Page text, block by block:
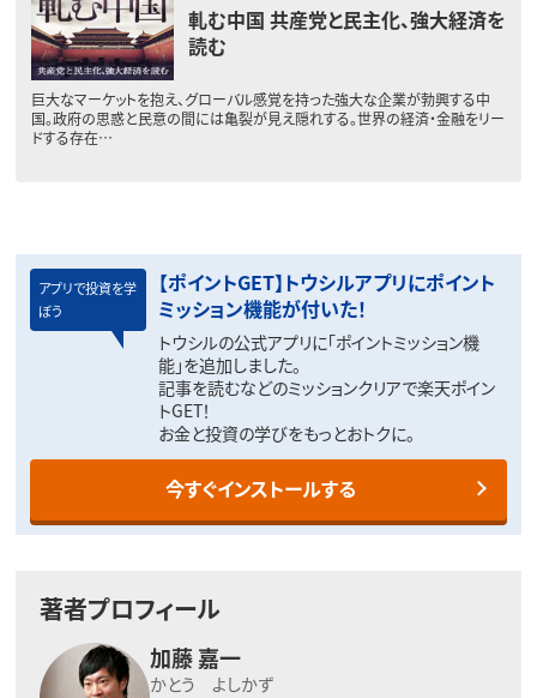
軋む中国 共産党と民主化、強大経済を
読む
巨大なマーケットを抱え、グローバル感覚を持った強大な企業が勃興する中
国。政府の思惑と民意の間には亀裂が見え隠れする。世界の経済・金融をリー
ドする存在…
アプリで投資を学
ぼう
【ポイントGET】トウシルアプリにポイント
ミッション機能が付いた！
トウシルの公式アプリに「ポイントミッション機
能」を追加しました。
記事を読むなどのミッションクリアで楽天ポイン
トGET！
お金と投資の学びをもっとおトクに。
今すぐインストールする
著者プロフィール
加藤 嘉一
かとう よしかず